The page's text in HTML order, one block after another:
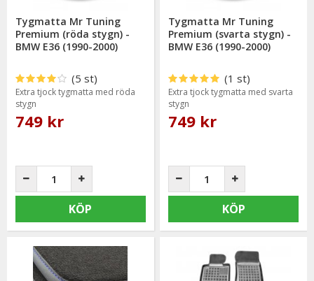
Tygmatta Mr Tuning
Premium (röda stygn) -
BMW E36 (1990-2000)
(5 st)
Extra tjock tygmatta med röda
stygn
749 kr
KÖP
Tygmatta Mr Tuning
Premium (svarta stygn) -
BMW E36 (1990-2000)
(1 st)
Extra tjock tygmatta med svarta
stygn
749 kr
KÖP